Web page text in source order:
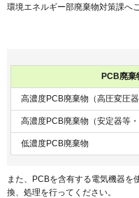
環境エネルギー部廃棄物対策課へ
PCB廃棄
高濃度PCB廃棄物（高圧変圧
高濃度PCB廃棄物（安定器等・
低濃度PCB廃棄物
また、PCBを含有する電気機器を
換、処理を行ってください。